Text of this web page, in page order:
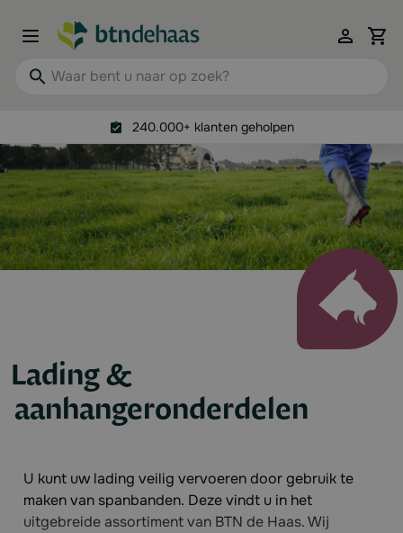
Waar bent u naar op zoek?
240.000+ klanten geholpen
Lading &
aanhangeronderdelen
U kunt uw lading veilig vervoeren door gebruik te
maken van spanbanden. Deze vindt u in het
uitgebreide assortiment van BTN de Haas. Wij